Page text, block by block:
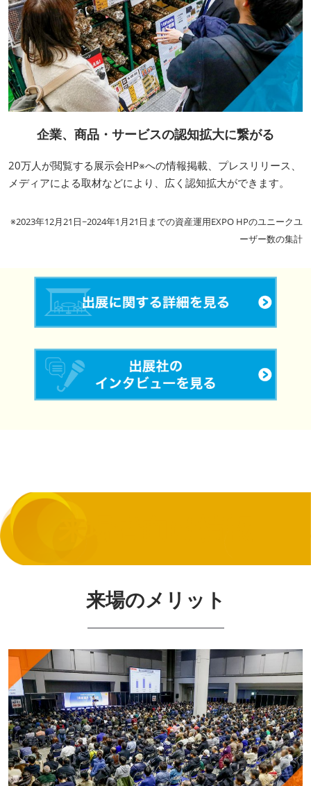
企業、商品・サービスの認知拡大に繋がる
20万人が閲覧する展示会HP※への情報掲載、プレスリリース、
メディアによる取材などにより、広く認知拡大ができます。
※2023年12月21日~2024年1月21日までの資産運用EXPO HPのユニークユ
ーザー数の集計
来場のメリット